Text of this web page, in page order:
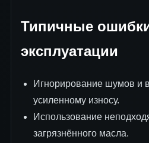
Типичные
эксплуатации
Игнорирование шумов и
усиленному износу.
Использование
загрязнённого масла.